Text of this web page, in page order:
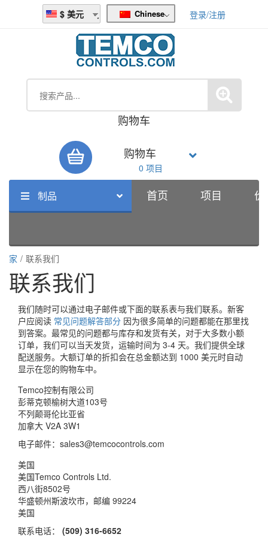
美元 Chinese 登录/注册
购物车
购物车
0 项目
制品 首页 项目 价
家 / 联系我们
联系我们
我们随时可以通过电子邮件或下面的联系表与我们联系。新客
户应阅读 常见问题解答部分 因为很多简单的问题都能在那里找
到答案。最常见的问题都与库存和发货有关，对于大多数小额
订单，我们可以当天发货，运输时间为 3-4 天。我们提供全球
配送服务。大额订单的折扣会在总金额达到 1000 美元时自动
显示在您的购物车中。
Temco控制有限公司
彭蒂克顿榆树大道103号
不列颠哥伦比亚省
加拿大 V2A 3W1
电子邮件：sales3@temcocontrols.com
美国
美国Temco Controls Ltd.
西八街8502号
华盛顿州斯波坎市，邮编 99224
美国
联系电话： (509) 316-6652